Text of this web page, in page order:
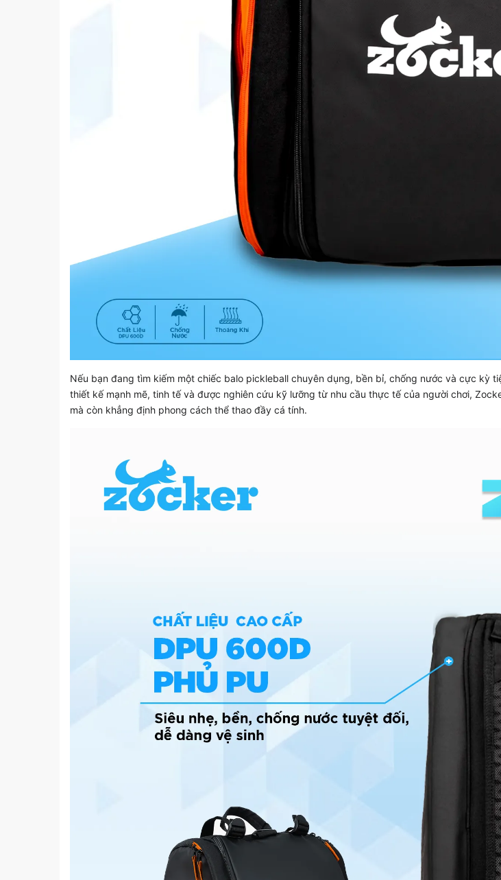
Nếu bạn đang tìm kiếm một chiếc balo pickleball chuyên dụng, bền bỉ, chống nước và cực kỳ
thiết kế mạnh mẽ, tinh tế và được nghiên cứu kỹ lưỡng từ nhu cầu thực tế của người chơi,
mà còn khẳng định phong cách thể thao đầy cá tính.